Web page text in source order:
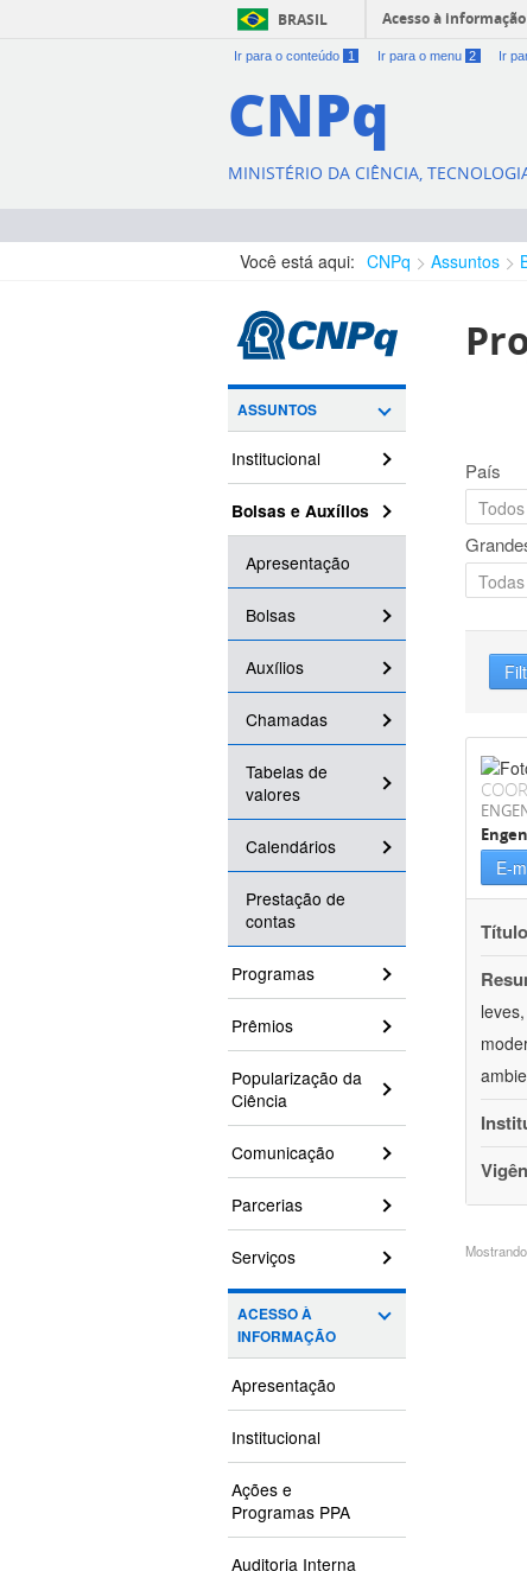
BRASIL Acesso à informação
Ir para o conteúdo 1 Ir para o menu 2 Ir
CNPq
MINISTÉRIO DA CIÊNCIA,
Você está aqui: CNPq Assuntos
ASSUNTOS
Institucional
Bolsas e Auxílios
Apresentação
Bolsas
Auxílios
Chamadas
Tabelas de
valores
Calendários
Prestação de
contas
Programas
Prêmios
Popularização da
Ciência
Comunicação
Parcerias
Serviços
ACESSO À
INFORMAÇÃO
Apresentação
Institucional
Ações e
Programas PPA
Auditoria Interna
País
E-